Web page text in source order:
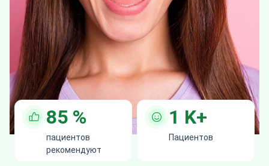
85 %
пациентов
рекомендуют
1 K+
Пациентов